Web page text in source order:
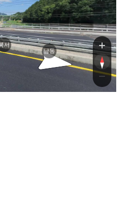
서
남동